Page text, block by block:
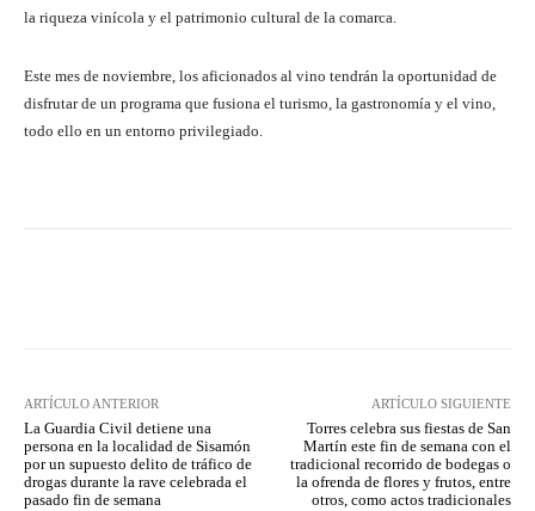
la riqueza vinícola y el patrimonio cultural de la comarca.
Este mes de noviembre, los aficionados al vino tendrán la oportunidad de
disfrutar de un programa que fusiona el turismo, la gastronomía y el vino,
todo ello en un entorno privilegiado.
ARTÍCULO ANTERIOR
La Guardia Civil detiene una
persona en la localidad de Sisamón
por un supuesto delito de tráfico de
drogas durante la rave celebrada el
pasado fin de semana
ARTÍCULO SIGUIENTE
Torres celebra sus fiestas de San
Martín este fin de semana con el
tradicional recorrido de bodegas o
la ofrenda de flores y frutos, entre
otros, como actos tradicionales